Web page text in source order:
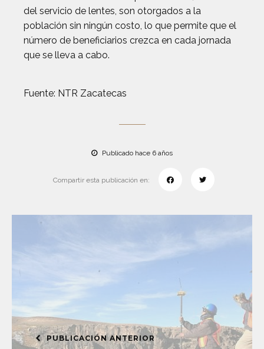
del servicio de lentes, son otorgados a la
población sin ningún costo, lo que permite que el
número de beneficiarios crezca en cada jornada
que se lleva a cabo.
Fuente: NTR Zacatecas
Publicado hace 6 años
Compartir esta publicación en:
PUBLICACIÓN ANTERIOR